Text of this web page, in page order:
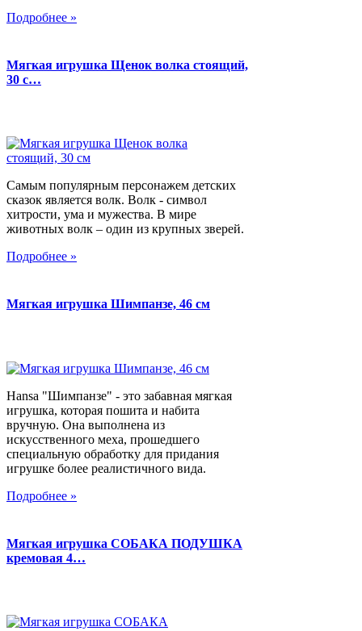
Подробнее »
Мягкая игрушка Щенок волка стоящий,
30 с…
Самым популярным персонажем детских
сказок является волк. Волк - символ
хитрости, ума и мужества. В мире
животных волк – один из крупных зверей.
Подробнее »
Мягкая игрушка Шимпанзе, 46 см
Hansa "Шимпанзе" - это забавная мягкая
игрушка, которая пошита и набита
вручную. Она выполнена из
искусственного меха, прошедшего
специальную обработку для придания
игрушке более реалистичного вида.
Подробнее »
Мягкая игрушка СОБАКА ПОДУШКА
кремовая 4…